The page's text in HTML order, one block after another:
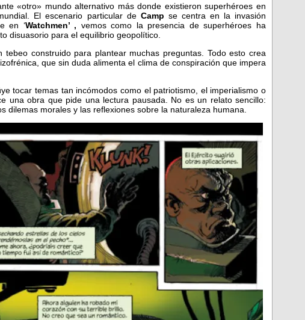
«otro» mundo alternativo más donde existieron superhéroes en
El escenario particular de Camp se centra en la invasión
en ‘Watchmen’ , vemos como la presencia de superhéroes ha
disuasorio para el equilibrio geopolítico.
tebeo construido para plantear muchas preguntas. Todo esto crea
que sin duda alimenta el clima de conspiración que impera
tocar temas tan incómodos como el patriotismo, el imperialismo o
una obra que pide una lectura pausada. No es un relato sencillo:
dilemas morales y las reflexiones sobre la naturaleza humana.